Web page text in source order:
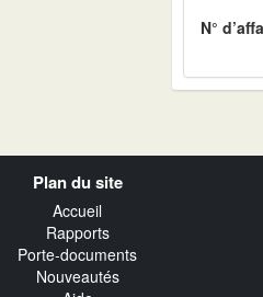
N°
Plan du site
Accueil
Rapports
Porte-documents
Nouveautés